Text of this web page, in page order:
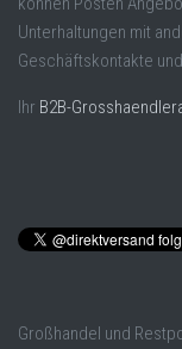
Unterhaltungen mit
Geschäftskontakte
Ihr B2B-
Großhandel und